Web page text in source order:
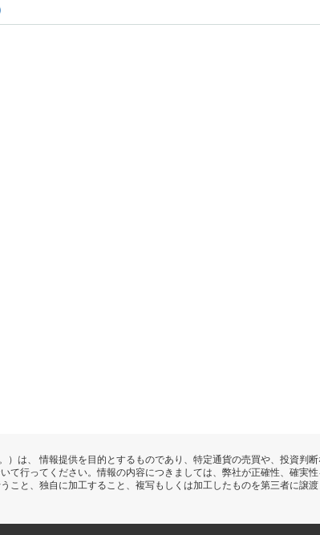
は、 情報提供を目的とするものであり、特定通貨の売買や、投資判
行ってください。情報の内容につきましては、弊社が正確性、確実
こと、独自に加工すること、複写もしくは加工したものを第三者に譲